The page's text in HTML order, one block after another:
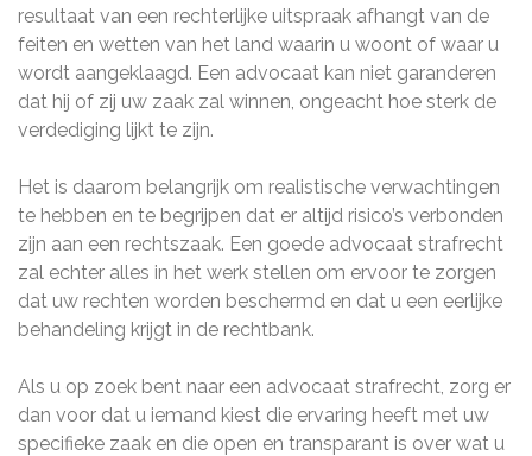
resultaat van een rechterlijke uitspraak afhangt van de
feiten en wetten van het land waarin u woont of waar u
wordt aangeklaagd. Een advocaat kan niet garanderen
dat hij of zij uw zaak zal winnen, ongeacht hoe sterk de
verdediging lijkt te zijn.
Het is daarom belangrijk om realistische verwachtingen
te hebben en te begrijpen dat er altijd risico’s verbonden
zijn aan een rechtszaak. Een goede advocaat strafrecht
zal echter alles in het werk stellen om ervoor te zorgen
dat uw rechten worden beschermd en dat u een eerlijke
behandeling krijgt in de rechtbank.
Als u op zoek bent naar een advocaat strafrecht, zorg er
dan voor dat u iemand kiest die ervaring heeft met uw
specifieke zaak en die open en transparant is over wat u